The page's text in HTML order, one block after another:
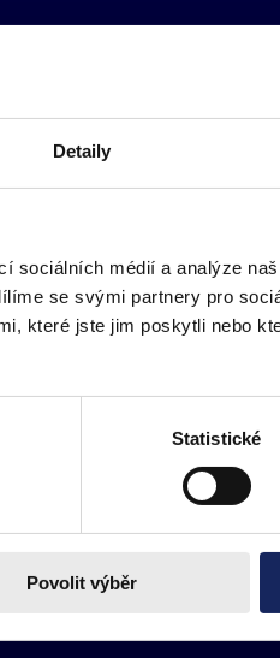
Detaily
sociálních médií a analýze
se svými partnery pro
které jste jim poskytli nebo
Statistické
Povolit výběr